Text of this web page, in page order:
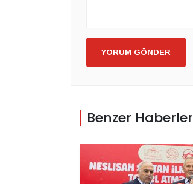
YORUM GÖNDER
Benzer Haberler